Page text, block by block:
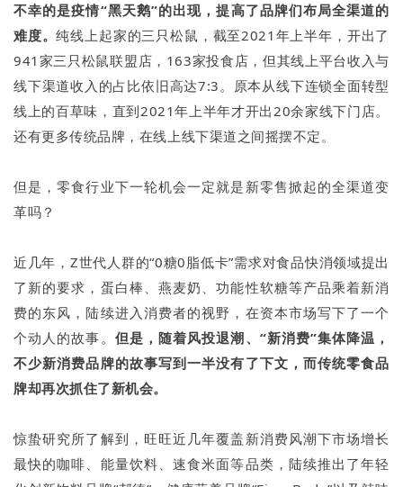
不幸的是疫情“黑天鹅”的出现，提高了品牌们布局全渠道的
难度。纯线上起家的三只松鼠，截至2021年上半年，开出了
941家三只松鼠联盟店，163家投食店，但其线上平台收入与
线下渠道收入的占比依旧高达7:3。原本从线下连锁全面转型
线上的百草味，直到2021年上半年才开出20余家线下门店。
还有更多传统品牌，在线上线下渠道之间摇摆不定。
但是，零食行业下一轮机会一定就是新零售掀起的全渠道变
革吗？
近几年，Z世代人群的“0糖0脂低卡”需求对食品快消领域提出
了新的要求，蛋白棒、燕麦奶、功能性软糖等产品乘着新消
费的东风，陆续进入消费者的视野，在资本市场写下了一个
个动人的故事。 但是， 随着风投退潮、“新消费”集体降温，
不少新消费品牌的故事写到一半没有了下文，而传统零食品
牌却再次抓住了新机会。
惊蛰研究所了解到，旺旺近几年覆盖新消费风潮下市场增长
最快的咖啡、能量饮料、速食米面等品类，陆续推出了年轻